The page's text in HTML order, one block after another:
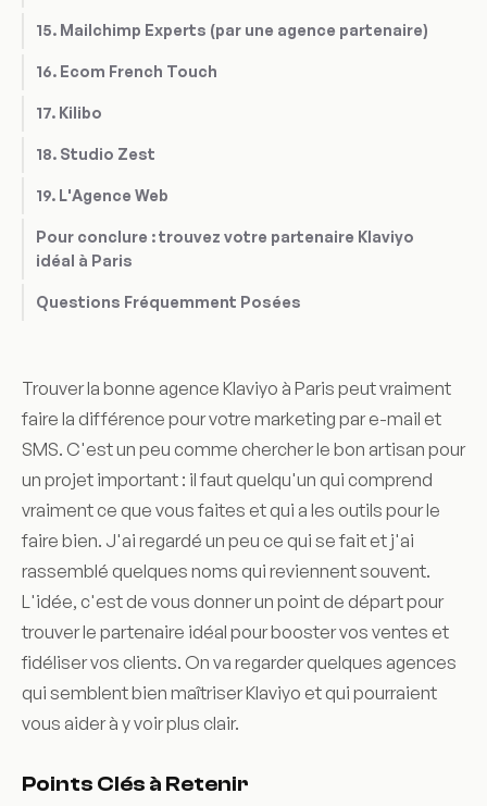
15. Mailchimp Experts (par une agence partenaire)
16. Ecom French Touch
17. Kilibo
18. Studio Zest
19. L'Agence Web
Pour conclure : trouvez votre partenaire Klaviyo
idéal à Paris
Questions Fréquemment Posées
Trouver la bonne agence Klaviyo à Paris peut vraiment
faire la différence pour votre marketing par e-mail et
SMS. C'est un peu comme chercher le bon artisan pour
un projet important : il faut quelqu'un qui comprend
vraiment ce que vous faites et qui a les outils pour le
faire bien. J'ai regardé un peu ce qui se fait et j'ai
rassemblé quelques noms qui reviennent souvent.
L'idée, c'est de vous donner un point de départ pour
trouver le partenaire idéal pour booster vos ventes et
fidéliser vos clients. On va regarder quelques agences
qui semblent bien maîtriser Klaviyo et qui pourraient
vous aider à y voir plus clair.
Points Clés à Retenir